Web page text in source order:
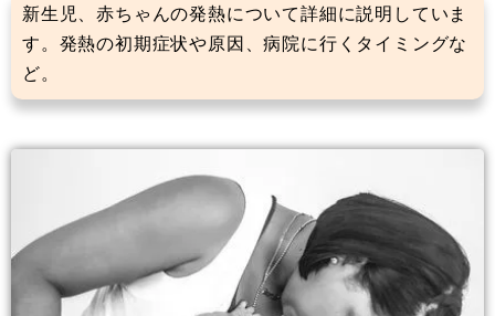
新生児、赤ちゃんの発熱について詳細に説明していま
す。発熱の初期症状や原因、病院に行くタイミングな
ど。